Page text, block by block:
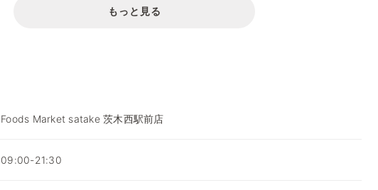
もっと見る
Foods Market satake 茨木西駅前店
09:00-21:30